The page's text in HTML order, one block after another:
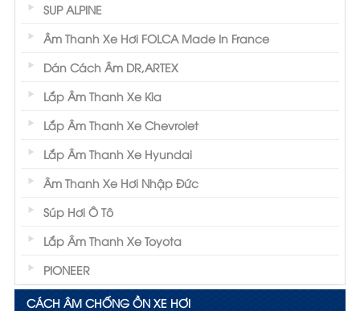
SUP ALPINE
Âm Thanh Xe Hơi FOLCA Made In France
Dán Cách Âm DR,ARTEX
Lắp Âm Thanh Xe Kia
Lắp Âm Thanh Xe Chevrolet
Lắp Âm Thanh Xe Hyundai
Âm Thanh Xe Hơi Nhập Đức
Súp Hơi Ô Tô
Lắp Âm Thanh Xe Toyota
PIONEER
CÁCH ÂM CHỐNG ỒN XE HƠI